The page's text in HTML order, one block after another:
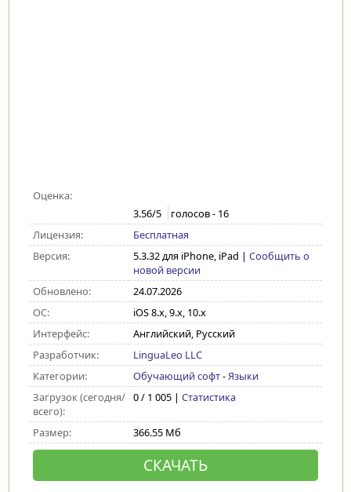
Оценка:
3.56/5 голосов - 16
Лицензия:
Бесплатная
Версия:
5.3.32 для iPhone, iPad | Сообщить о
новой версии
Обновлено:
24.07.2026
ОС:
iOS 8.x, 9.x, 10.x
Интерфейс:
Английский, Русский
Разработчик:
LinguaLeo LLC
Категории:
Обучающий софт-Языки
Загрузок (сегодня/
всего):
0 / 1 005 | Статистика
Размер: 366.55 Мб
СКАЧАТЬ